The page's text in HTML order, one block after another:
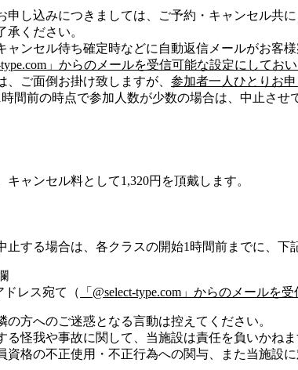
申し込みにつきましては、ご予約・キャンセル共
承ください。
ャンセル待ち確定時などに自動返信メールがお客
type.com」からのメールを受信可能な設定にしてお
、ご面倒お掛け致しますが、 参加者一人ひとりお
間前の時点で参加人数が少数の場合は、中止させ
キャンセル料として1,320円を頂戴します。
止する場合は、各クラスの開始1時間前までに、下
レス宛て（
「@select-type.com」からのメールを
の方へのご迷惑となる言動は控えてください。
る怪我や事故に関して、当施設は責任を負いかねま
資格の不正使用・不正行為への関与、また当施設